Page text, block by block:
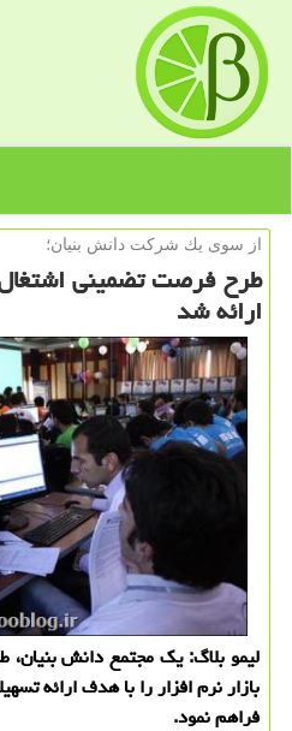
از سوی یك شركت دانش بنیان؛
طرح فرصت تضمینی اشتغال
ارائه شد
لیمو بلاگ: یك مجتمع دانش
بازار نرم افزار را با هدف ارائه
فراهم نمود.